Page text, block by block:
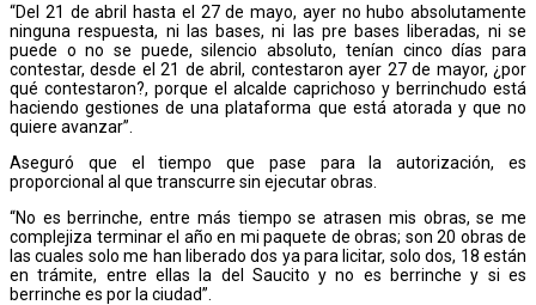
“Del 21 de abril hasta el 27 de mayo, ayer no hubo absolutamente
ninguna respuesta, ni las bases, ni las pre bases liberadas, ni se
puede o no se puede, silencio absoluto, tenían cinco días para
contestar, desde el 21 de abril, contestaron ayer 27 de mayor, ¿por
qué contestaron?, porque el alcalde caprichoso y berrinchudo está
haciendo gestiones de una plataforma que está atorada y que no
quiere avanzar”.
Aseguró que el tiempo que pase para la autorización, es
proporcional al que transcurre sin ejecutar obras.
“No es berrinche, entre más tiempo se atrasen mis obras, se me
complejiza terminar el año en mi paquete de obras; son 20 obras de
las cuales solo me han liberado dos ya para licitar, solo dos, 18 están
en trámite, entre ellas la del Saucito y no es berrinche y si es
berrinche es por la ciudad”.